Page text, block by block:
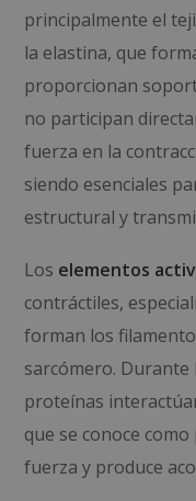
principalmente el
la elastina, que
proporcionan
no participan
fuerza en la
siendo esenciales
estructural y
Los elementos
contráctiles,
forman los
sarcómero. Durante
proteínas
que se conoce
fuerza y produce